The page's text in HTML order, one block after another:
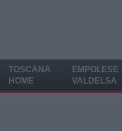
TOSCANA
HOME
EMPOLESE
VALDELSA